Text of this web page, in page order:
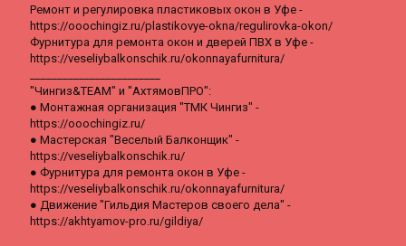
Ремонт и регулировка пластиковых окон в Уфе -
https://ooochingiz.ru/plastikovye-okna/regulirovka-okon/
Фурнитура для ремонта окон и дверей ПВХ в Уфе -
https://veseliybalkonschik.ru/okonnayafurnitura/
"Чингиз&TEAM" и "АхтямовПРО":
● Монтажная организация "ТМК Чингиз" -
https://ooochingiz.ru/
● Мастерская "Веселый Балконщик" -
https://veseliybalkonschik.ru/
● Фурнитура для ремонта окон в Уфе -
https://veseliybalkonschik.ru/okonnayafurnitura/
● Движение "Гильдия Мастеров своего дела" -
https://akhtyamov-pro.ru/gildiya/